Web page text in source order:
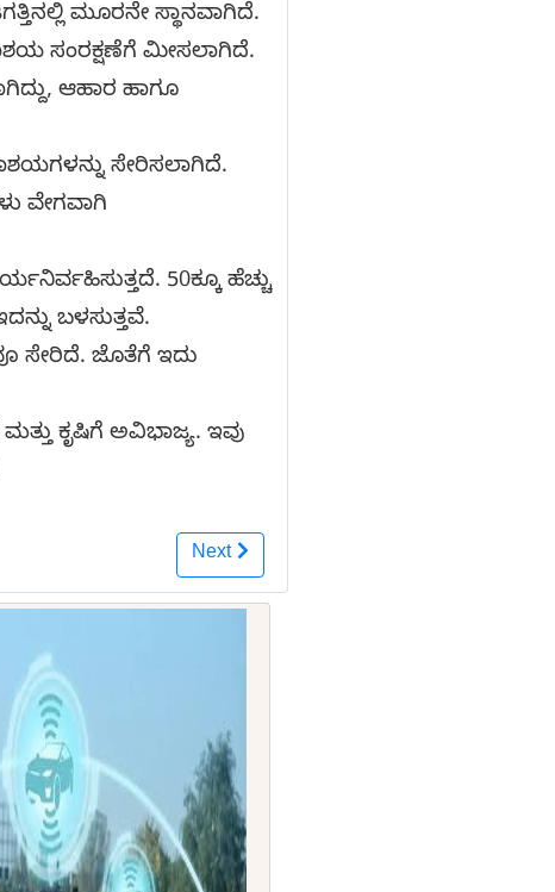
ಮೂರನೇ ಸ್ಥಾನವಾಗಿದೆ.
ಸಂರಕ್ಷಣೆಗೆ ಮೀಸಲಾಗಿದೆ.
ಆಹಾರ ಹಾಗೂ
ಸೇರಿಸಲಾಗಿದೆ.
ವೇಗವಾಗಿ
50ಕ್ಕೂ ಹೆಚ್ಚು
ಬಳಸುತ್ತವೆ.
ಸೇರಿದೆ. ಜೊತೆಗೆ ಇದು
ಕೃಷಿಗೆ ಅವಿಭಾಜ್ಯ. ಇವು
Next